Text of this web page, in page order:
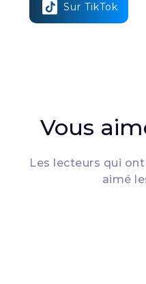
Sur TikTok
Vous
Les lecteurs qui
aimé